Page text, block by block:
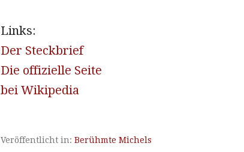
Links:
Der Steckbrief
Die offizielle Seite
bei Wikipedia
Veröffentlicht in: Berühmte Michels